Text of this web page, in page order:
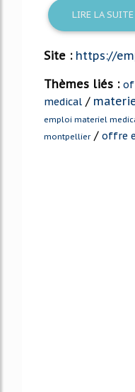
LIRE LA SUITE
Site : https://
Thèmes liés :
medical /
emploi materiel
montpellier / offre